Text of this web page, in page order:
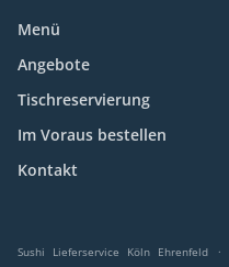
Menü
Angebote
Tischreservierung
Im Voraus bestellen
Kontakt
Sushi Lieferservice Köln Ehrenfeld .